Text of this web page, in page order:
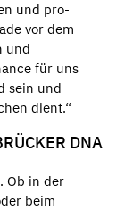
und pro-
vor dem
und
für uns
sein und
dient.“
DNA
Ob in der
beim